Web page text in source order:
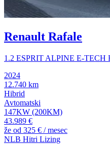
Renault Rafale
1.2 ESPRIT ALPINE E-TECH
2024
12.740 km
Hibrid
Avtomatski
147KW (200KM)
43.989 €
že od 325 € / mesec
NLB Hitri Lizing